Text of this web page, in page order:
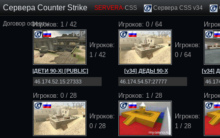
Сервера Counter Strike SERVERA-CSS Сервера CSS v34
Договор офертыИгроков: 1 / 42
TOP
Игроков:
1 / 42
|ДЕТИ 90-Х| [PUBLIC]
[NO-STEAM|v34]
Игроков: 0 / 64
TOP
Игроков:
0 / 64
[v34] ДЕДЫ 90-Х
[Public] 18+
[v34]
Игроков: 0 / 28
TOP
Игроков:
0 / 28
Игроков: 1 / 28
TOP
Игроков:
1 / 28